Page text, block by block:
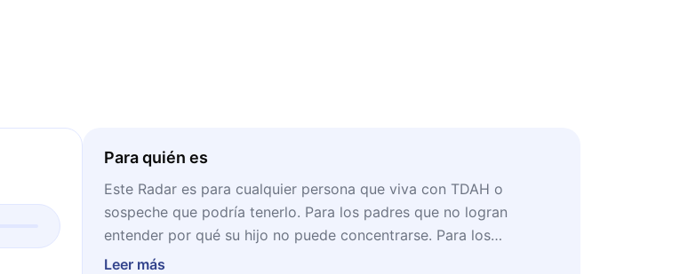
Para quién es
Este Radar es para cualquier persona que viva con TDAH o
sospeche que podría tenerlo. Para los padres que no logran
entender por qué su hijo no puede concentrarse. Para los
profesionales que sienten que pierden el día entero sin producir
Leer más